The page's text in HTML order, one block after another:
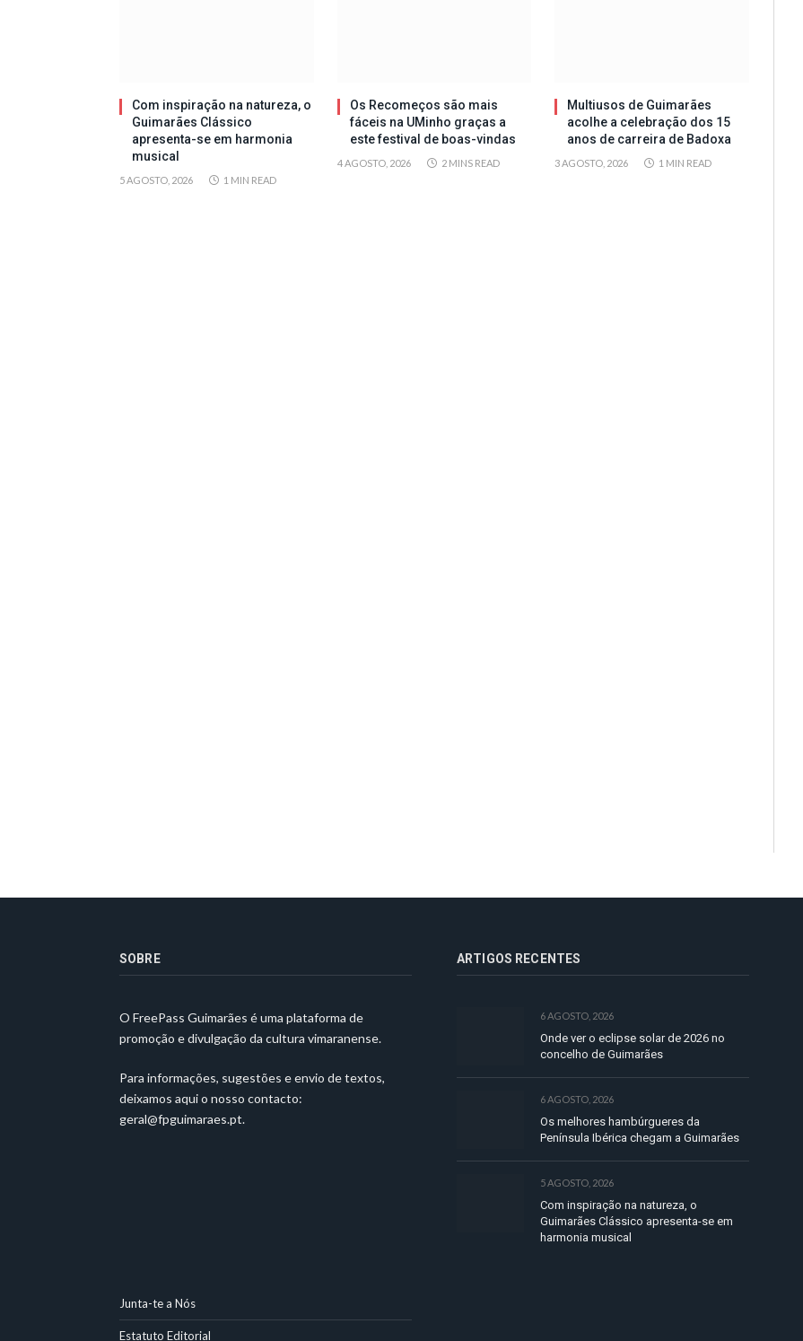
Com inspiração na natureza, o
Guimarães Clássico
apresenta-se em harmonia
musical
5 AGOSTO, 2026 1 MIN READ
Os Recomeços são mais
fáceis na UMinho graças a
este festival de boas-vindas
4 AGOSTO, 2026 2 MINS READ
Multiusos de Guimarães
acolhe a celebração dos 15
anos de carreira de Badoxa
3 AGOSTO, 2026 1 MIN READ
SOBRE
O FreePass Guimarães é uma plataforma de
promoção e divulgação da cultura vimaranense.
Para informações, sugestões e envio de textos,
deixamos aqui o nosso contacto:
geral@fpguimaraes.pt.
ARTIGOS RECENTES
6 AGOSTO, 2026
Onde ver o eclipse solar de 2026 no
concelho de Guimarães
6 AGOSTO, 2026
Os melhores hambúrgueres da
Península Ibérica chegam a Guimarães
5 AGOSTO, 2026
Com inspiração na natureza, o
Guimarães Clássico apresenta-se em
harmonia musical
Junta-te a Nós
Estatuto Editorial